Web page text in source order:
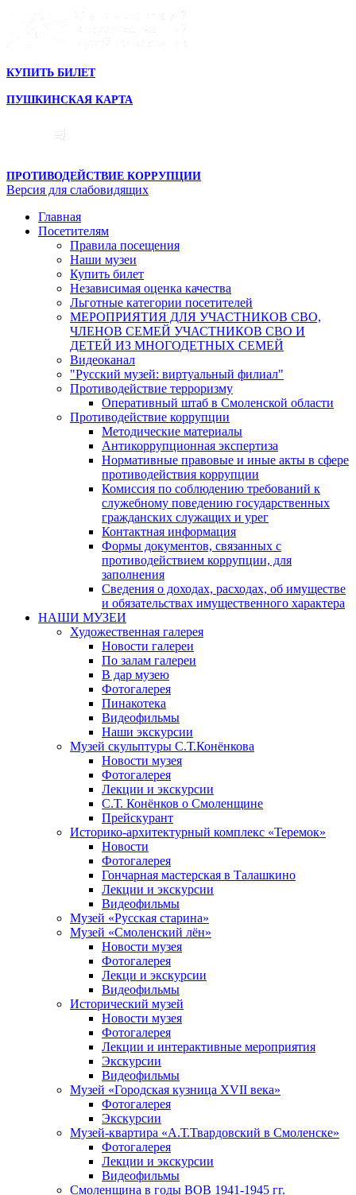
КУПИТЬ БИЛЕТ
ПУШКИНСКАЯ КАРТА
ПРОТИВОДЕЙСТВИЕ КОРРУПЦИИ
Версия для слабовидящих
Главная
Посетителям
Правила посещения
Наши музеи
Купить билет
Независимая оценка качества
Льготные категории посетителей
МЕРОПРИЯТИЯ ДЛЯ УЧАСТНИКОВ СВО,
ЧЛЕНОВ СЕМЕЙ УЧАСТНИКОВ СВО И
ДЕТЕЙ ИЗ МНОГОДЕТНЫХ СЕМЕЙ
Видеоканал
"Русский музей: виртуальный филиал"
Противодействие терроризму
Оперативный штаб в Смоленской области
Противодействие коррупции
Методические материалы
Антикоррупционная экспертиза
Нормативные правовые и иные акты в сфере
противодействия коррупции
Комиссия по соблюдению требований к
служебному поведению государственных
гражданских служащих и урег
Контактная информация
Формы документов, связанных с
противодействием коррупции, для
заполнения
Сведения о доходах, расходах, об имуществе
и обязательствах имущественного характера
НАШИ МУЗЕИ
Художественная галерея
Новости галереи
По залам галереи
В дар музею
Фотогалерея
Пинакотека
Видеофильмы
Наши экскурсии
Музей скульптуры С.Т.Конёнкова
Новости музея
Фотогалерея
Лекции и экскурсии
С.Т. Конёнков о Смоленщине
Прейскурант
Историко-архитектурный комплекс «Теремок»
Новости
Фотогалерея
Гончарная мастерская в Талашкино
Лекции и экскурсии
Видеофильмы
Музей «Русская старина»
Музей «Смоленский лён»
Новости музея
Фотогалерея
Лекци и экскурсии
Видеофильмы
Исторический музей
Новости музея
Фотогалерея
Лекции и интерактивные мероприятия
Экскурсии
Видеофильмы
Музей «Городская кузница XVII века»
Фотогалерея
Экскурсии
Музей-квартира «А.Т.Твардовский в Смоленске»
Фотогалерея
Лекции и экскурсии
Видеофильмы
Смоленщина в годы ВОВ 1941-1945 гг.